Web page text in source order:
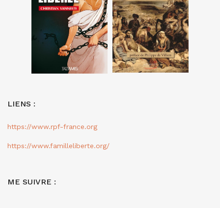
LIENS :
https://www.rpf-france.org
https://www.familleliberte.org/
ME SUIVRE :